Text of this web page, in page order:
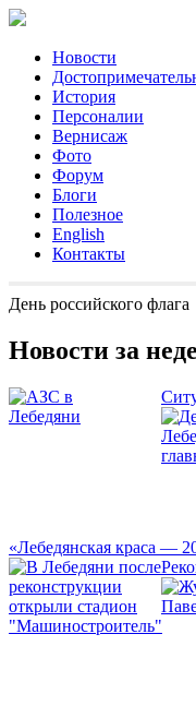
Новости
История
Персоналии
Вернисаж
Фото
Форум
Блоги
Полезное
English
Контакты
День российского флага
Новости за
«Лебедянская краса —